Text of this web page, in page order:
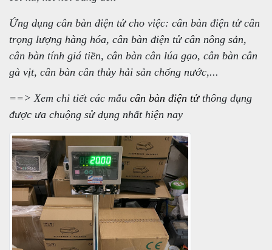
Ứng dụng cân bàn điện tử cho việc: cân bàn điện tử cân
trọng lượng hàng hóa, cân bàn điện tử cân nông sản,
cân bàn tính giá tiền, cân bàn cân lúa gạo, cân bàn cân
gà vịt, cân bàn cân thủy hải sản chống nước,...
==> Xem chi tiết các mẫu cân bàn điện tửthông dụng
được ưa chuộng sử dụng nhất hiện nay